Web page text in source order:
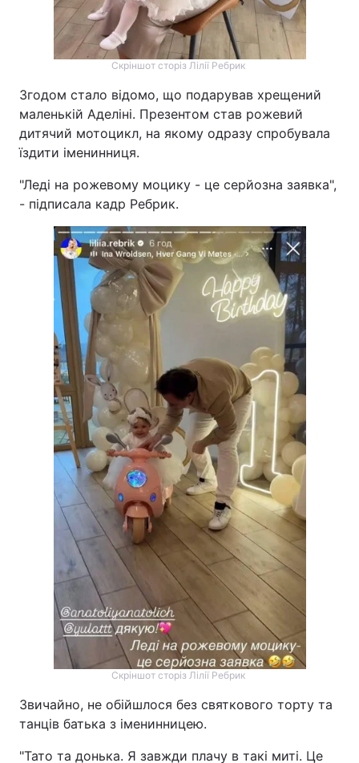
Скріншот сторіз Лілії Ребрик
Згодом стало відомо, що подарував хрещений
маленькій Аделіні. Презентом став рожевий
дитячий мотоцикл, на якому одразу спробувала
їздити іменинниця.
"Леді на рожевому моцику - це серйозна заявка",
- підписала кадр Ребрик.
Скріншот сторіз Лілії Ребрик
Звичайно, не обійшлося без святкового торту та
танців батька з іменинницею.
"Тато та донька. Я завжди плачу в такі миті. Це